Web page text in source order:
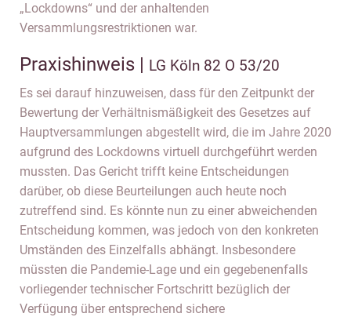
„Lockdowns“ und der anhaltenden
Versammlungsrestriktionen war.
Praxishinweis | LG Köln 82 O 53/20
Es sei darauf hinzuweisen, dass für den Zeitpunkt der
Bewertung der Verhältnismäßigkeit des Gesetzes auf
Hauptversammlungen abgestellt wird, die im Jahre 2020
aufgrund des Lockdowns virtuell durchgeführt werden
mussten. Das Gericht trifft keine Entscheidungen
darüber, ob diese Beurteilungen auch heute noch
zutreffend sind. Es könnte nun zu einer abweichenden
Entscheidung kommen, was jedoch von den konkreten
Umständen des Einzelfalls abhängt. Insbesondere
müssten die Pandemie-Lage und ein gegebenenfalls
vorliegender technischer Fortschritt bezüglich der
Verfügung über entsprechend sichere